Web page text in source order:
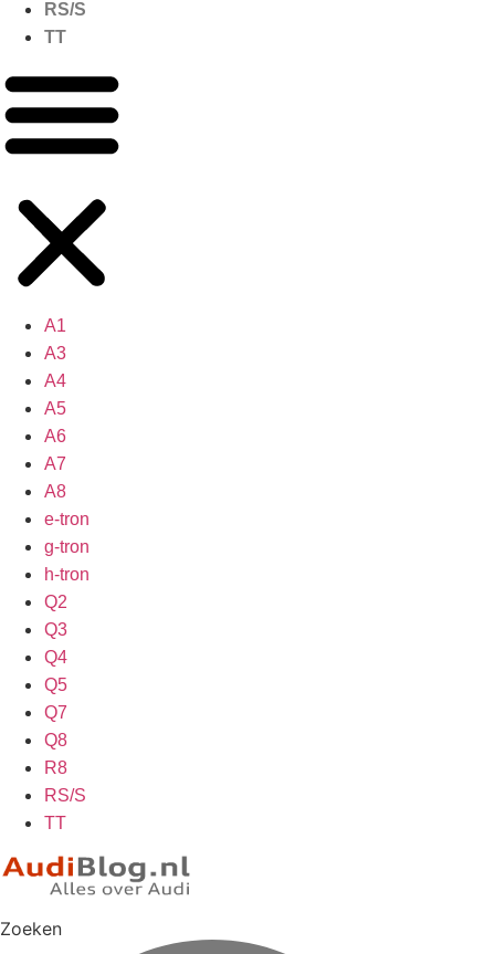
RS/S
TT
A1
A3
A4
A5
A6
A7
A8
e-tron
g-tron
h-tron
Q2
Q3
Q4
Q5
Q7
Q8
R8
RS/S
TT
Zoeken